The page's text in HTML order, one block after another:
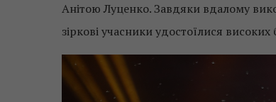
Анітою Луценко. Завдяки вдалому
зіркові учасники удостоїлися високих